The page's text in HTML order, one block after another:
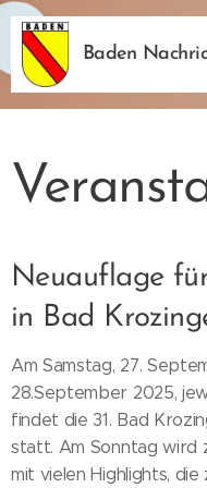
Baden
Neuauflage
in Bad
Am Samstag, 27.
28.September 2025,
findet die 31. Bad
statt. Am Sonntag wird
mit vielen Highlights,